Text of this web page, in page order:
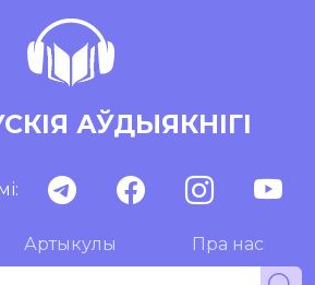
АЎДЫЯКНІГІ
Артыкулы Пра нас